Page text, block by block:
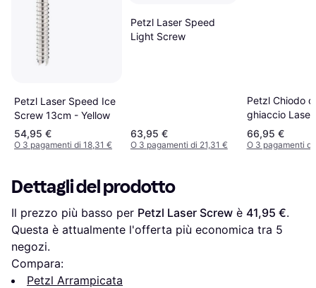
Petzl Laser Speed Ice
Screw 13cm - Yellow
54,95 €
O 3 pagamenti di 18,31 €
Petzl Laser Speed
Light Screw
63,95 €
O 3 pagamenti di 21,31 €
Petzl Chiodo
ghiaccio
Light
66,95 €
O 3 pagamenti di
Dettagli del prodotto
Il prezzo più basso per Petzl Laser Screw è 41,95 €.
Questa è attualmente l'offerta più economica tra 5
negozi.
Compara:
Petzl Arrampicata